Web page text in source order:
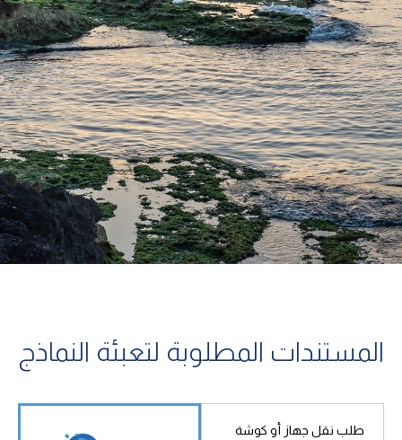
المستندات المطلوبة لتعبئة النماذج
طلب نقل جهاز أو كوشة